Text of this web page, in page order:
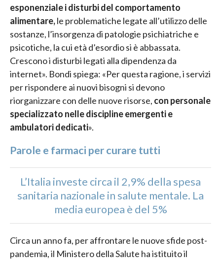
esponenziale i disturbi del comportamento
alimentare,le problematiche legate all’utilizzo delle
sostanze, l’insorgenza di patologie psichiatriche e
psicotiche, la cui età d’esordio si è abbassata.
Crescono i disturbi legati alla dipendenza da
internet». Bondi spiega: «Per questa ragione, i servizi
per rispondere ai nuovi bisogni si devono
riorganizzare con delle nuove risorse, con personale
specializzato nelle discipline emergenti e
ambulatori dedicati».
Parole e farmaci per curare tutti
L’Italia investe circa il 2,9% della spesa
sanitaria nazionale in salute mentale. La
media europea è del 5%
Circa un anno fa, per affrontare le nuove sfide post-
pandemia, il Ministero della Salute ha istituito il